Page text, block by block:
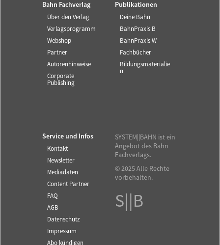
Bahn Fachverlag
Über den Verlag
Verlagsprogramm
Webshop
Partner
Autorenhinweise
Corporate
Publishing
Publikationen
Deine Bahn
BahnPraxis B
BahnPraxis W
Fachbücher
Bildungsmaterialie
n
Service und Infos
Kontakt
Newsletter
Mediadaten
Content Partner
FAQ
AGB
Datenschutz
Impressum
Abo kündigen
SYSTEM||BAHN ist ein
Angebot des Bahn
Fachverlags.
© 2025 Alle Rechte
vorbehalten.
S||B